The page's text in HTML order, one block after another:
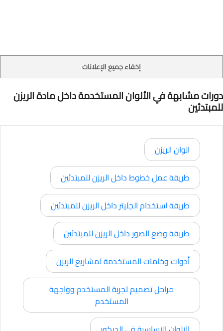
إخفاء جميع الإعلانات
دورات مشابهة في الألوان المستخدمة داخل مادة الريزن
للمبتدئين
الوان الريزن
طريقة عمل خطوط داخل الريزن للمبتدئين
طريقة استخدام الجليتر داخل الريزن للمبتدئين
طريقة وضع الصور داخل الريزن للمبتدئين
أدوات وخامات المستخدمة لمشاريع الريزن
مراحل تصميم تجربة المستخدم وواجهة
المستخدم